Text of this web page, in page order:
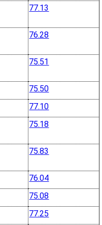
77.13
76.28
75.51
75.50
77.10
75.18
75.83
76.04
75.08
77.25